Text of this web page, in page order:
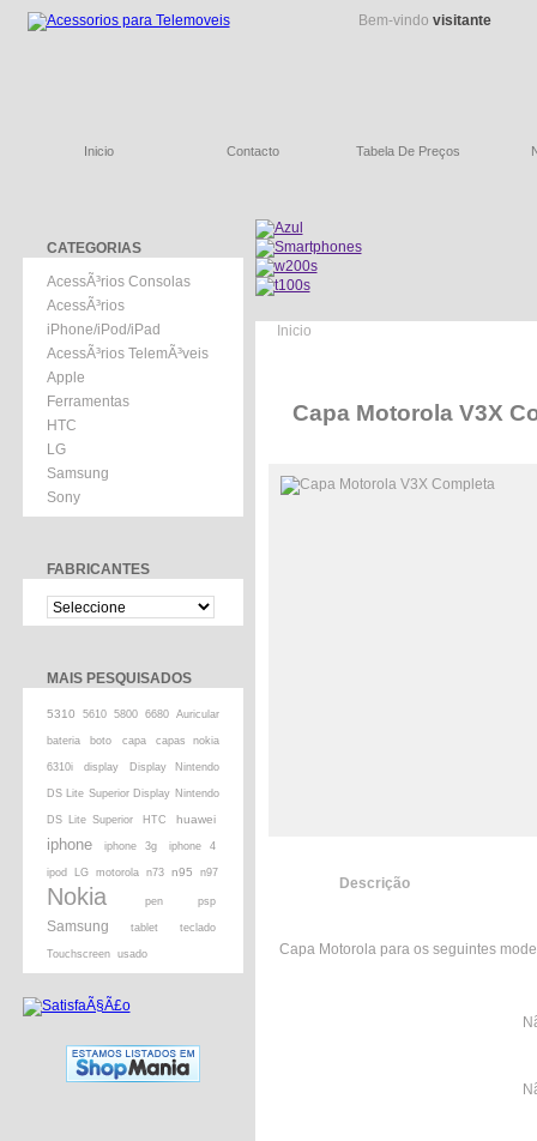
Bem-vindo visitante
Inicio Contacto Tabela De Preços
CATEGORIAS
AcessÃ³rios Consolas
AcessÃ³rios
iPhone/iPod/iPad
AcessÃ³rios TelemÃ³veis
Apple
Ferramentas
HTC
LG
Samsung
Sony
FABRICANTES
MAIS PESQUISADOS
5310 5610 5800 6680 Auricular
bateria boto capa capas nokia
6310i display Display Nintendo
DS Lite Superior Display Nintendo
DS Lite Superior HTC huawei
iphone iphone 3g iphone 4
ipod LG motorola n73 n95 n97
Nokia pen psp
Samsung tablet teclado
Touchscreen usado
Inicio
Capa Motorola V3X
Descrição
Capa Motorola para os seguintes